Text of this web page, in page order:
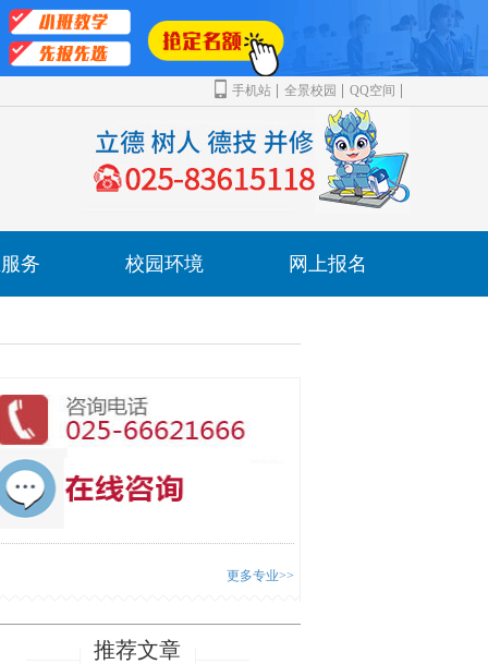
手机站 全景校园 QQ空间
务 校园环境 网上报名
更多专业>>
推荐文章